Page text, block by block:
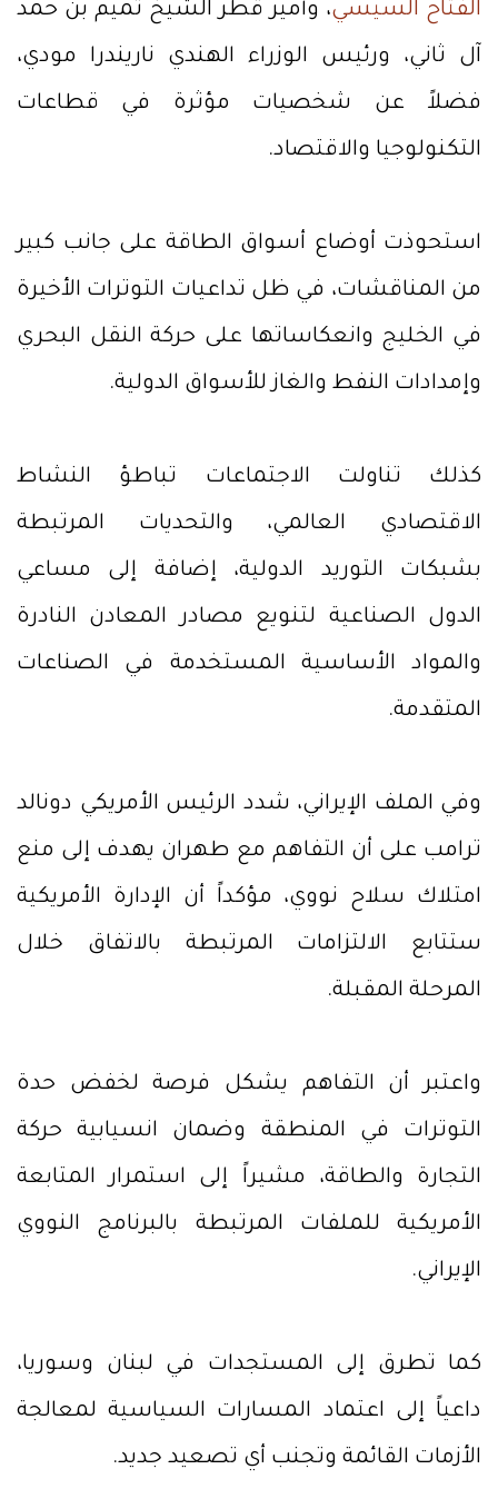
الفتاح السيسي، وأمير قطر الشيخ تميم بن حمد
آل ثاني، ورئيس الوزراء الهندي ناريندرا مودي،
فضلاً عن شخصيات مؤثرة في قطاعات
التكنولوجيا والاقتصاد.
استحوذت أوضاع أسواق الطاقة على جانب كبير
من المناقشات، في ظل تداعيات التوترات الأخيرة
في الخليج وانعكاساتها على حركة النقل البحري
وإمدادات النفط والغاز للأسواق الدولية.
كذلك تناولت الاجتماعات تباطؤ النشاط
الاقتصادي العالمي، والتحديات المرتبطة
بشبكات التوريد الدولية، إضافة إلى مساعي
الدول الصناعية لتنويع مصادر المعادن النادرة
والمواد الأساسية المستخدمة في الصناعات
المتقدمة.
وفي الملف الإيراني، شدد الرئيس الأمريكي دونالد
ترامب على أن التفاهم مع طهران يهدف إلى منع
امتلاك سلاح نووي، مؤكداً أن الإدارة الأمريكية
ستتابع الالتزامات المرتبطة بالاتفاق خلال
المرحلة المقبلة.
واعتبر أن التفاهم يشكل فرصة لخفض حدة
التوترات في المنطقة وضمان انسيابية حركة
التجارة والطاقة، مشيراً إلى استمرار المتابعة
الأمريكية للملفات المرتبطة بالبرنامج النووي
الإيراني.
كما تطرق إلى المستجدات في لبنان وسوريا،
داعياً إلى اعتماد المسارات السياسية لمعالجة
الأزمات القائمة وتجنب أي تصعيد جديد.